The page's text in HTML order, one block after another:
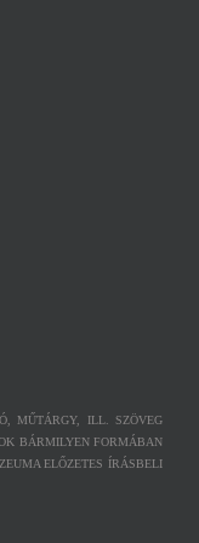
MŰTÁRGY, ILL. SZÖVEG
BÁRMILYEN FORMÁBAN
ELŐZETES ÍRÁSBELI